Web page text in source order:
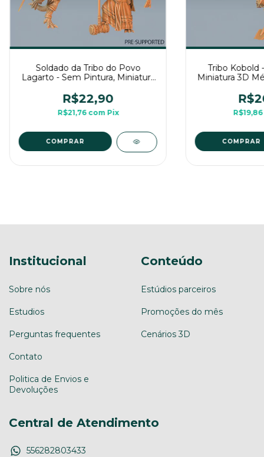
Soldado da Tribo do Povo
Lagarto - Sem Pintura, Miniatura
R$22,90
R$21,76 com Pix
COMPRAR
Tribo Kobold
Miniatura 3D
R$19,86
COMPRAR
Institucional
Sobre nós
Estudios
Perguntas frequentes
Contato
Politica de Envios e
Devoluções
Conteúdo
Estúdios parceiros
Promoções do mês
Cenários 3D
Central de Atendimento
556282803433